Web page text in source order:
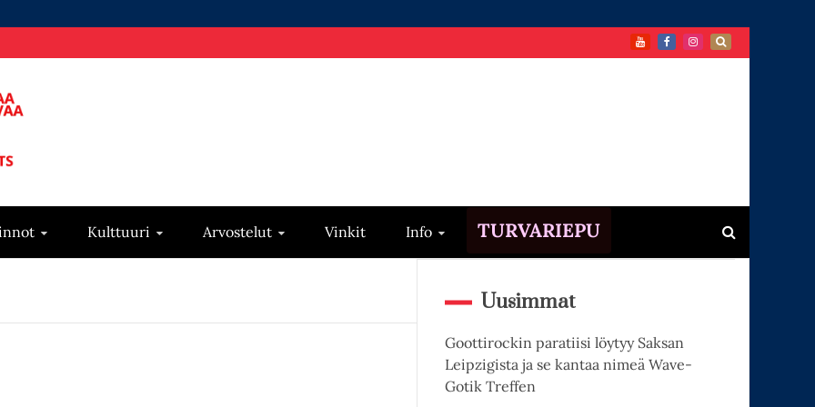
Kulttuuri Arvostelut Vinkit Info TURVARIEPU
Uusimmat
Goottirockin paratiisi löytyy Saksan
Leipzigista ja se kantaa nimeä Wave-
Gotik Treffen